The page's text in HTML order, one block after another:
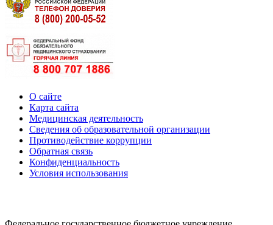
О сайте
Карта сайта
Медицинская деятельность
Сведения об образовательной организации
Противодействие коррупции
Обратная связь
Конфиденциальность
Условия использования